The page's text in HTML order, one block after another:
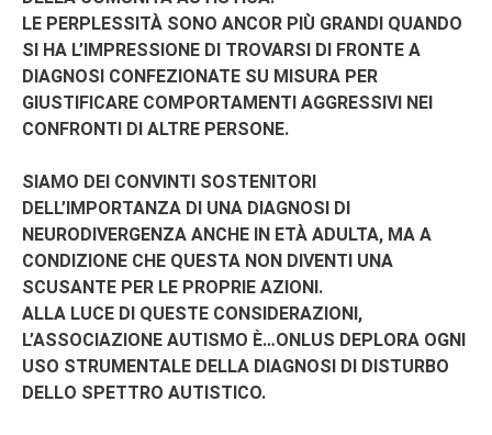
LE PERPLESSITÀ SONO ANCOR PIÙ GRANDI QUANDO
SI HA L’IMPRESSIONE DI TROVARSI DI FRONTE A
DIAGNOSI CONFEZIONATE SU MISURA PER
GIUSTIFICARE COMPORTAMENTI AGGRESSIVI NEI
CONFRONTI DI ALTRE PERSONE.
SIAMO DEI CONVINTI SOSTENITORI
DELL’IMPORTANZA DI UNA DIAGNOSI DI
NEURODIVERGENZA ANCHE IN ETÀ ADULTA, MA A
CONDIZIONE CHE QUESTA NON DIVENTI UNA
SCUSANTE PER LE PROPRIE AZIONI.
ALLA LUCE DI QUESTE CONSIDERAZIONI,
L’ASSOCIAZIONE AUTISMO È…ONLUS DEPLORA OGNI
USO STRUMENTALE DELLA DIAGNOSI DI DISTURBO
DELLO SPETTRO AUTISTICO.